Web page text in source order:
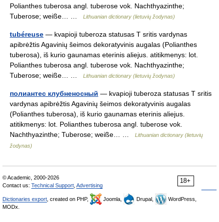
Polianthes tuberosa angl. tuberose vok. Nachthyazinthe;
Tuberose; weiße… …
Lithuanian dictionary (lietuvių žodynas)
tubéreuse — kvapioji tuberoza statusas T sritis vardynas
apibrėžtis Agavinių šeimos dekoratyvinis augalas (Polianthes
tuberosa), iš kurio gaunamas eterinis aliejus. atitikmenys: lot.
Polianthes tuberosa angl. tuberose vok. Nachthyazinthe;
Tuberose; weiße… …
Lithuanian dictionary (lietuvių žodynas)
полиантес клубненосный — kvapioji tuberoza statusas T sritis
vardynas apibrėžtis Agavinių šeimos dekoratyvinis augalas
(Polianthes tuberosa), iš kurio gaunamas eterinis aliejus.
atitikmenys: lot. Polianthes tuberosa angl. tuberose vok.
Nachthyazinthe; Tuberose; weiße… …
Lithuanian dictionary (lietuvių
žodynas)
18+
© Academic, 2000-2026
Contact us: Technical Support Advertising
Dictionaries export , created on PHP, Joomla, Drupal,
WordPress,
MODx.